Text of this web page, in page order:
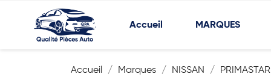
Accueil MARQUES
Accueil Marques NISSAN PRIMASTAR